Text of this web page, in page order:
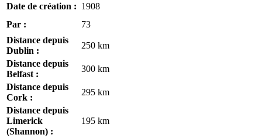
Date de création : 1908
Par :
73
Distance depuis
Dublin :
250 km
Distance depuis
Belfast :
300 km
Distance depuis
Cork :
295 km
Distance depuis
Limerick
(Shannon) :
195 km